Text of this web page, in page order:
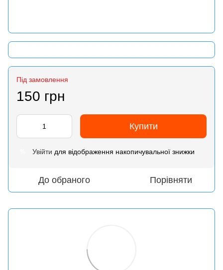
Під замовлення
150 грн
Купити
Увійти для відображення накопичувальної знижки
До обраного Порівняти